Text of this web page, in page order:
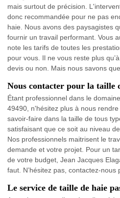
mais surtout de précision.
donc recommandée pour ne pas
haie. Nous avons des paysagistes
fournir un travail performant. Vous
note les tarifs de toutes les
pour vous. Il ne vous reste plus
devis ou non. Mais nous savons
Nous contacter pour la taille
Étant professionnel dans le
49490, n'hésitez plus à nous
savoir-faire dans la taille de tous
satisfaisant que ce soit au niveau
Nos professionnels maitrisent le
demande et votre projet. Pour un
de votre budget, Jean Jacques
faut. N’hésitez pas, contactez-nous
Le service de taille de haie